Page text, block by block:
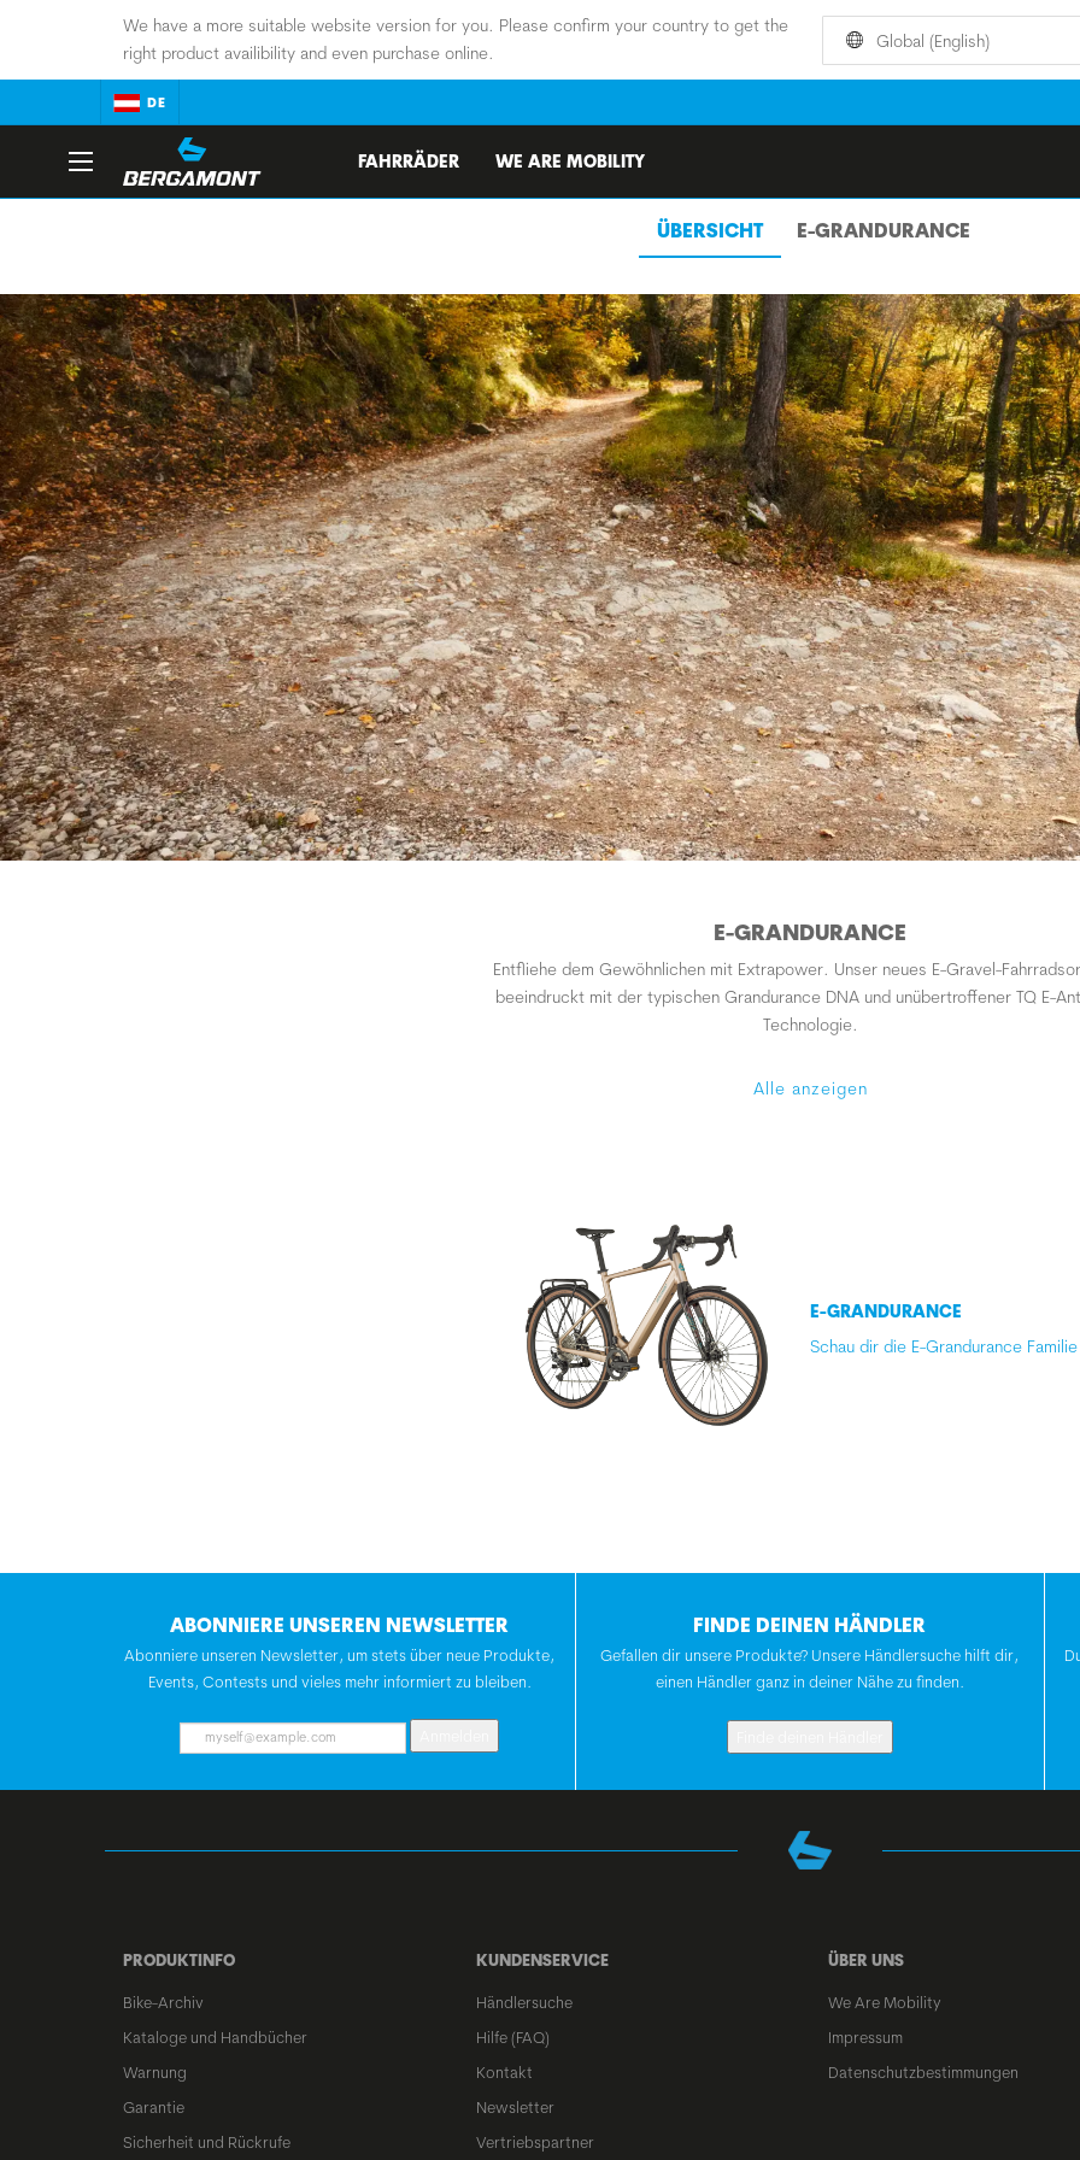
We have a more suitable website version for you. Please confirm your country to get the
right product availibility and even purchase online.
Global (English)
DE
FAHRRÄDER WE ARE MOBILITY
ÜBERSICHT E-GRANDURANCE
E-GRANDURANCE
Entfliehe dem Gewöhnlichen mit Extrapower. Unser neues E-Gravel-
beeindruckt mit der typischen Grandurance DNA und unübertroffener TQ E-
Technologie.
Alle anzeigen
E-GRANDURANCE
Schau dir die E-Grandurance
ABONNIERE UNSEREN NEWSLETTER
Abonniere unseren Newsletter, um stets über neue Produkte,
Events, Contests und vieles mehr informiert zu bleiben.
FINDE DEINEN HÄNDLER
Gefallen dir unsere Produkte? Unsere Händlersuche hilft dir,
einen Händler ganz in deiner Nähe zu finden.
PRODUKTINFO
Bike-Archiv
Kataloge und Handbücher
Warnung
Garantie
Sicherheit und Rückrufe
KUNDENSERVICE
Händlersuche
Hilfe (FAQ)
Kontakt
Newsletter
Vertriebspartner
ÜBER UNS
We Are Mobility
Impressum
Datenschutzbestimmungen